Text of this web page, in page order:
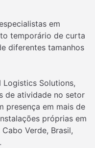
em
temporário de curta
diferentes tamanhos
Logistics Solutions,
de atividade no setor
presença em mais de
próprias em
Verde, Brasil,